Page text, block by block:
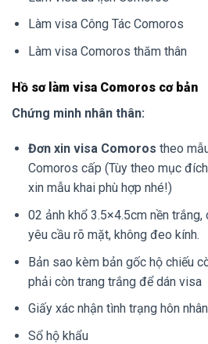
Làm visa Công Tác Comoros
Làm visa Comoros thăm thân
Hồ sơ làm visa Comoros cơ bản
Chứng minh nhân thân:
Đơn xin visa Comoros theo
Comoros cấp (Tùy theo mục
xin mẫu khai phù hợp nhé!)
02 ảnh khổ 3.5×4.5cm nền trắng,
yêu cầu rõ mặt, không đeo kính.
Bản sao kèm bản gốc hộ chiếu
phải còn trang trắng để dán visa
Giấy xác nhận tình trạng hôn
Sổ hộ khẩu